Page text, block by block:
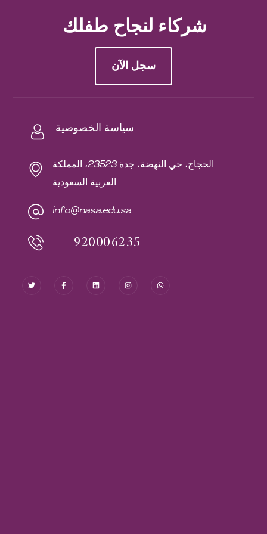
شركاء لنجاح طفلك
سجل الآن
سياسة الخصوصية
الحجاج، حي النهضة، جدة 23523، المملكة
العربية السعودية
info@nasa.edu.sa
920006235